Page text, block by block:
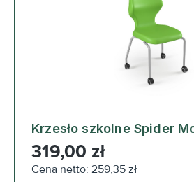
Krzesło szkolne Spider
Cena regularna:
319,00 zł
Cena netto: 259,35 zł